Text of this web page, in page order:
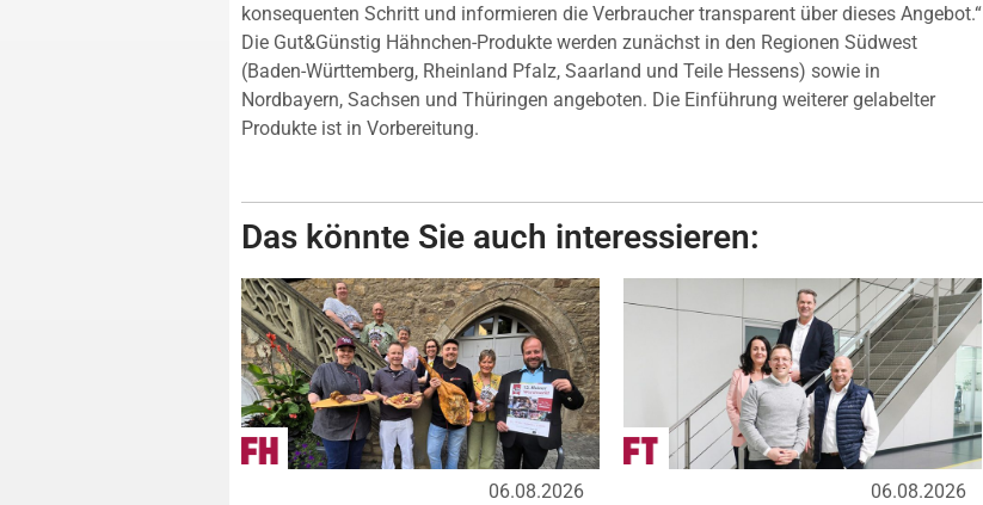
konsequenten Schritt und informieren die Verbraucher transparent über dieses Angebot.“
Die Gut&Günstig Hähnchen-Produkte werden zunächst in den Regionen Südwest
(Baden-Württemberg, Rheinland Pfalz, Saarland und Teile Hessens) sowie in
Nordbayern, Sachsen und Thüringen angeboten. Die Einführung weiterer gelabelter
Produkte ist in Vorbereitung.
Das könnte Sie auch interessieren:
06.08.2026 06.08.2026